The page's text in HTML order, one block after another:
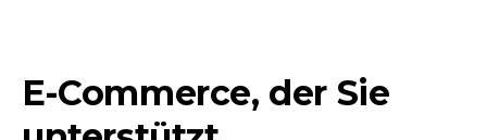
E-Commerce, der Sie